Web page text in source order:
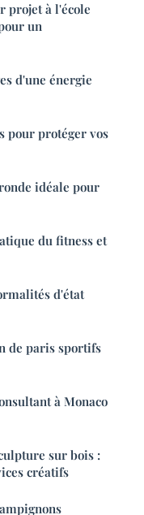
projet à l'école
un
d'une énergie
pour protéger vos
idéale pour
du fitness et
d'état
de paris sportifs
à Monaco
sur bois :
créatifs